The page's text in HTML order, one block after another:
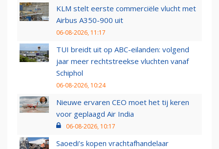
KLM stelt eerste commerciële vlucht met
Airbus A350-900 uit
06-08-2026, 11:17
TUI breidt uit op ABC-eilanden: volgend
jaar meer rechtstreekse vluchten vanaf
Schiphol
06-08-2026, 10:24
Nieuwe ervaren CEO moet het tij keren
voor geplaagd Air India
06-08-2026, 10:17
Saoedi’s kopen vrachtafhandelaar